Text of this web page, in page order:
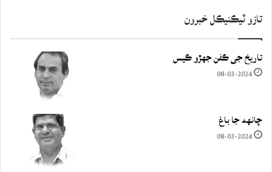
تازو ٽيڪنيڪل خبرون
تاريخ جي ڪفن جھڙو ڪيس
08-03-2024
چانهه جا باغ
08-03-2024